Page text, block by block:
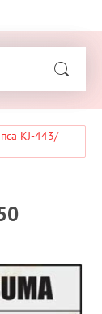
KJ-443/